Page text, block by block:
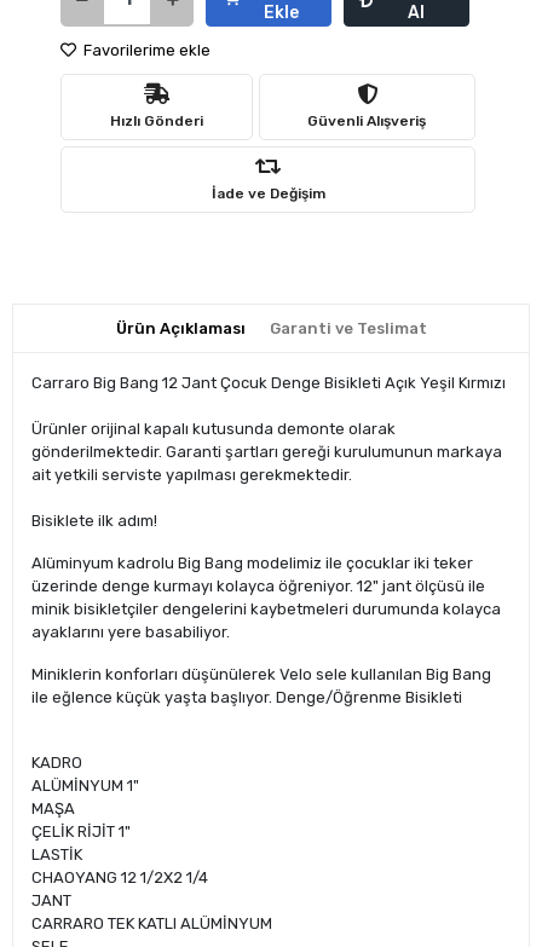
Ekle
Al
Favorilerime ekle
Hızlı Gönderi Güvenli Alışveriş
İade ve Değişim
Ürün Açıklaması Garanti ve Teslimat
Carraro Big Bang 12 Jant Çocuk Denge Bisikleti Açık Yeşil Kırmızı
Ürünler orijinal kapalı kutusunda demonte olarak
gönderilmektedir. Garanti şartları gereği kurulumunun markaya
ait yetkili serviste yapılması gerekmektedir.
Bisiklete ilk adım!
Alüminyum kadrolu Big Bang modelimiz ile çocuklar iki teker
üzerinde denge kurmayı kolayca öğreniyor. 12" jant ölçüsü ile
minik bisikletçiler dengelerini kaybetmeleri durumunda kolayca
ayaklarını yere basabiliyor.
Miniklerin konforları düşünülerek Velo sele kullanılan Big Bang
ile eğlence küçük yaşta başlıyor. Denge/Öğrenme Bisikleti
KADRO
ALÜMİNYUM 1"
MAŞA
ÇELİK RİJİT 1"
LASTİK
CHAOYANG 12 1/2X2 1/4
JANT
CARRARO TEK KATLI ALÜMİNYUM